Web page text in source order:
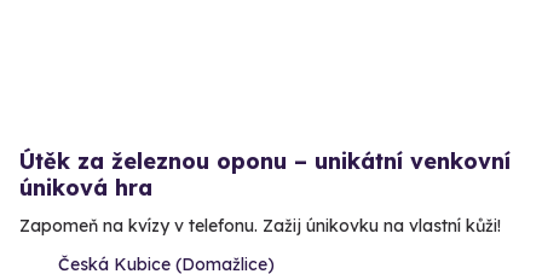
Útěk za železnou oponu – unikátní venkovní
úniková hra
Zapomeň na kvízy v telefonu. Zažij únikovku na vlastní kůži!
Česká Kubice (Domažlice)